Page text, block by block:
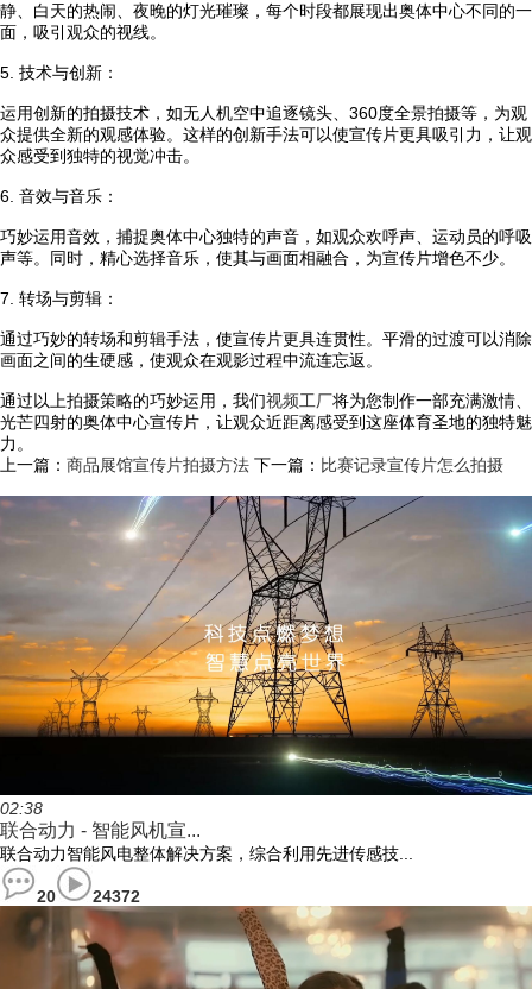
静、白天的热闹、夜晚的灯光璀璨，每个时段都展现出奥体中心不同的一
面，吸引观众的视线。
5. 技术与创新：
运用创新的拍摄技术，如无人机空中追逐镜头、360度全景拍摄等，为观
众提供全新的观感体验。这样的创新手法可以使宣传片更具吸引力，让观
众感受到独特的视觉冲击。
6. 音效与音乐：
巧妙运用音效，捕捉奥体中心独特的声音，如观众欢呼声、运动员的呼吸
声等。同时，精心选择音乐，使其与画面相融合，为宣传片增色不少。
7. 转场与剪辑：
通过巧妙的转场和剪辑手法，使宣传片更具连贯性。平滑的过渡可以消除
画面之间的生硬感，使观众在观影过程中流连忘返。
通过以上拍摄策略的巧妙运用，我们视频工厂将为您制作一部充满激情、
光芒四射的奥体中心宣传片，让观众近距离感受到这座体育圣地的独特魅
力。
上一篇： 商品展馆宣传片拍摄方法 下一篇： 比赛记录宣传片怎么拍摄
02:38
联合动力 - 智能风机宣...
联合动力智能风电整体解决方案，综合利用先进传感技...
20 24372